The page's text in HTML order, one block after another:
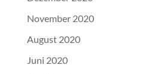
November 2020
August 2020
Juni 2020